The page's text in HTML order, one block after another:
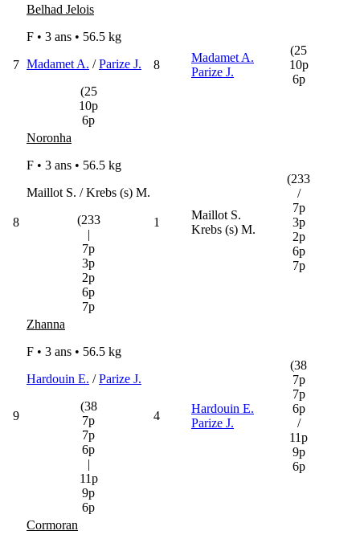
7
Belhad Jelois
F • 3 ans • 56.5 kg
Madamet A. /Parize J.
(25
10p
6p
8
Madamet A.
Parize J.
(25
10p
6p
8
Noronha
F • 3 ans • 56.5 kg
Maillot S. / Krebs (s) M.
(233
|
7p
3p
2p
6p
7p
1
Maillot S.
Krebs (s) M.
(233
/
7p
3p
2p
6p
7p
9
Zhanna
F • 3 ans • 56.5 kg
Hardouin E. /Parize J.
(38
7p
7p
6p
|
11p
9p
6p
4
Hardouin E.
Parize J.
(38
7p
7p
6p
/
11p
9p
6p
Cormoran